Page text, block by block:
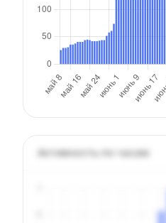
Активность по часам